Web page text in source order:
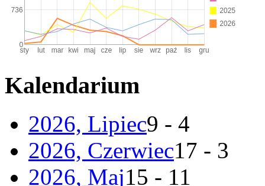
Kalendarium
2026, Lipiec9 - 4
2026, Czerwiec17 - 3
2026, Maj15 - 11